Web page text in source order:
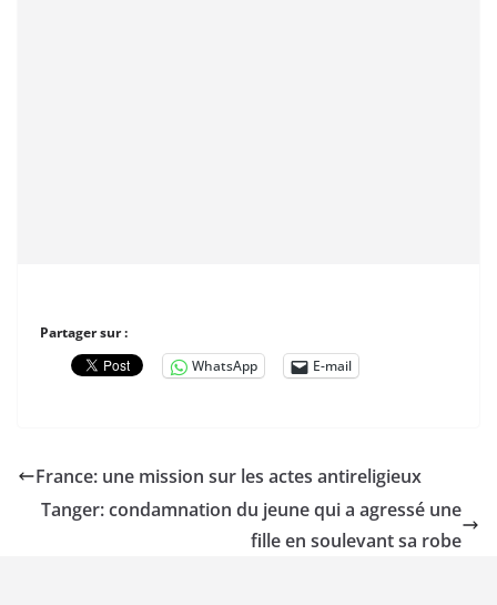
Partager sur :
WhatsApp
E-mail
France: une mission sur les actes antireligieux
Tanger: condamnation du jeune qui a agressé une
fille en soulevant sa robe